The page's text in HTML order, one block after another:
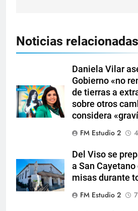
Noticias relacionadas
Daniela Vilar
Gobierno «no
de tierras a
sobre otros
considera
FM Estudio 2
Del Viso se
a San
misas durante
FM Estudio 2